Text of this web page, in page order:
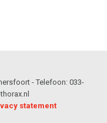
- Telefoon: 033-
statement